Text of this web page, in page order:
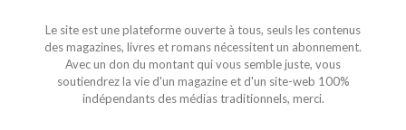
Le site est une plateforme ouverte à tous, seuls les contenus
des magazines, livres et romans nécessitent un abonnement.
Avec un don du montant qui vous semble juste, vous
soutiendrez la vie d'un magazine et d'un site-web 100%
indépendants des médias traditionnels, merci.